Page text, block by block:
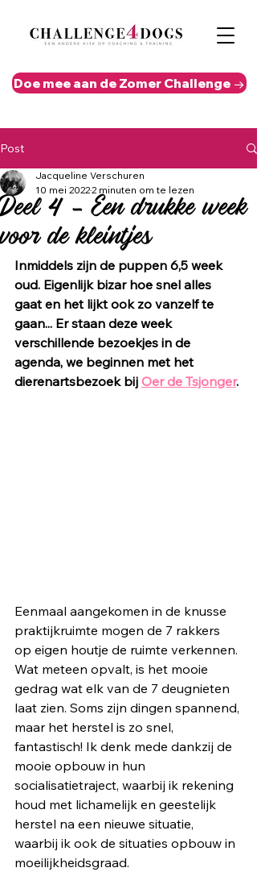
Doe mee aan de Zomer Challenge →
Post
Deel 4 - Een drukke week
voor de kleintjes
Jacqueline Verschuren
10 mei 20222 minuten om te lezen
Inmiddels zijn de puppen 6,5 week
oud. Eigenlijk bizar hoe snel alles
gaat en het lijkt ook zo vanzelf te
gaan... Er staan deze week
verschillende bezoekjes in de
agenda, we beginnen met het
dierenartsbezoek bij Oer de Tsjonger.
Eenmaal aangekomen in de knusse
praktijkruimte mogen de 7 rakkers
op eigen houtje de ruimte verkennen.
Wat meteen opvalt, is het mooie
gedrag wat elk van de 7 deugnieten
laat zien. Soms zijn dingen spannend,
maar het herstel is zo snel,
fantastisch! Ik denk mede dankzij de
mooie opbouw in hun
socialisatietraject, waarbij ik rekening
houd met lichamelijk en geestelijk
herstel na een nieuwe situatie,
waarbij ik ook de situaties opbouw in
moeilijkheidsgraad.